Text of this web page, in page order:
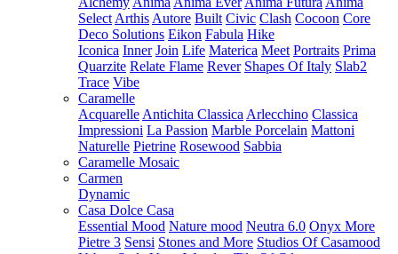
Select Arthis Autore Built Civic Clash Cocoon Core
Deco Solutions Eikon Fabula Hike
Iconica Inner Join Life Materica Meet Portraits Prima
Quarzite Relate Flame Rever Shapes Of Italy Slab2
Trace Vibe
Caramelle
Acquarelle Antichita Classica Arlecchino Classica
Impressioni La Passion Marble Porcelain Mattoni
Naturelle Pietrine Rosewood Sabbia
Caramelle Mosaic
Carmen
Dynamic
Casa Dolce Casa
Essential Mood Nature mood Neutra 6.0 Onyx More
Pietre 3 Sensi Stones and More Studios Of Casamood